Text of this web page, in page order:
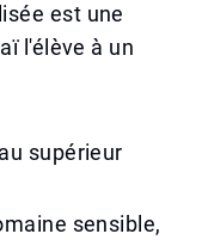
est une
l'élève à un
supérieur
sensible,